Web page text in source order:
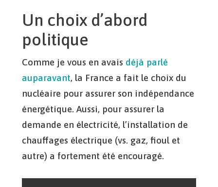
Un choix d’abord
politique
Comme je vous en avais déjà parlé
auparavant, la France a fait le choix du
nucléaire pour assurer son indépendance
énergétique. Aussi, pour assurer la
demande en électricité, l’installation de
chauffages électrique (vs. gaz, fioul et
autre) a fortement été encouragé.